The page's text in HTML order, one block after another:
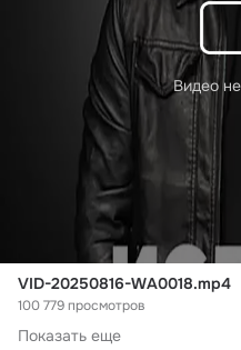
Видео
VID-20250816-WA0018.mp4
100 779 просмотров
Показать еще